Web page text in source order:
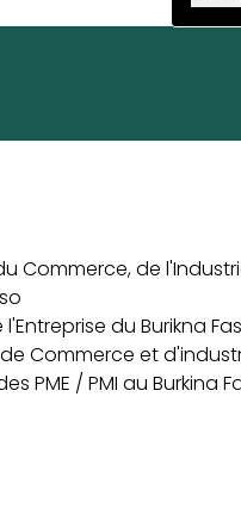
Commerce, de
du Burikna
Commerce et
PME / PMI au Burkina